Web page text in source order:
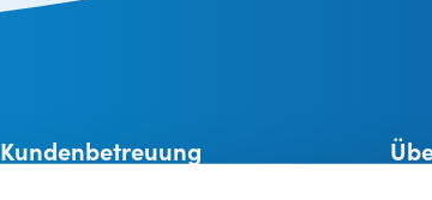
Kundenbetreuung